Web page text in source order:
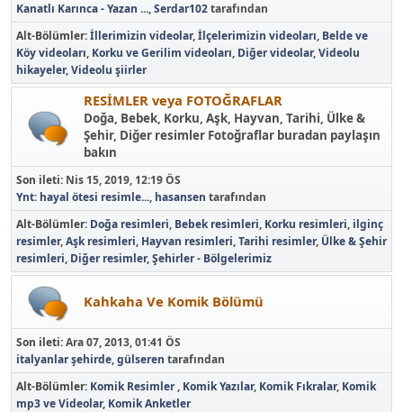
Kanatlı Karınca - Yazan ...,Serdar102tarafından
Alt-Bölümler İllerimizin videolar İlçelerimizin videoları Belde ve
Köy videoları Korku ve Gerilim videoları Diğer videolar Videolu
hikayeler Videolu şiirler
RESİMLER veya FOTOĞRAFLAR
Doğa, Bebek, Korku, Aşk, Hayvan, Tarihi, Ülke &
Şehir, Diğer resimler Fotoğraflar buradan paylaşın
bakın
Son ileti: Nis 15, 2019, 12:19 ÖS
Ynt: hayal ötesi resimle..., hasansen tarafından
Alt-Bölümler Doğa resimleri Bebek resimleri Korku resimleri ilginç
resimler Aşk resimleri Hayvan resimleri Tarihi resimler Ülke & Şehir
resimleri Diğer resimler Şehirler - Bölgelerimiz
Kahkaha Ve Komik Bölümü
Son ileti:Ara 07, 2013, 01:41 ÖS
italyanlar şehirde,gülseren tarafından
Alt-Bölümler Komik Resimler Komik Yazılar Komik Fıkralar Komik
mp3 ve Videolar Komik Anketler